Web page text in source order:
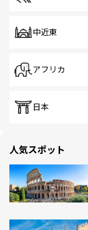
中近東
アフリカ
日本
人気スポット